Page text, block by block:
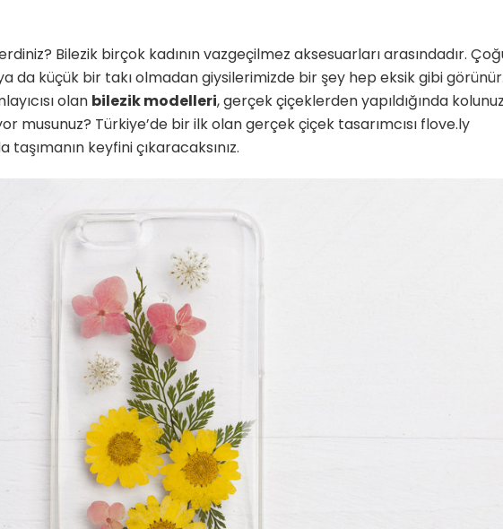
Bilezik birçok kadının vazgeçilmez aksesuarları arasındadır.
da küçük bir takı olmadan giysilerimizde bir şey hep eksik gibi görünür.
olan bilezik modelleri, gerçek çiçeklerden yapıldığında
musunuz? Türkiye’de bir ilk olan gerçek çiçek tasarımcısı flove.ly
keyfini çıkaracaksınız.